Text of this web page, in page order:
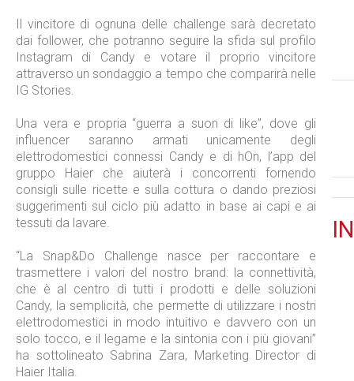
Il vincitore di ognuna delle challenge sarà decretato
dai follower, che potranno seguire la sfida sul profilo
Instagram di Candy e votare il proprio vincitore
attraverso un sondaggio a tempo che comparirà nelle
IG Stories.
Una vera e propria “guerra a suon di like”, dove gli
influencer saranno armati unicamente degli
elettrodomestici connessi Candy e di hOn, l’app del
gruppo Haier che aiuterà i concorrenti fornendo
consigli sulle ricette e sulla cottura o dando preziosi
suggerimenti sul ciclo più adatto in base ai capi e ai
tessuti da lavare.
“La Snap&Do Challenge nasce per raccontare e
trasmettere i valori del nostro brand: la connettività,
che è al centro di tutti i prodotti e delle soluzioni
Candy, la semplicità, che permette di utilizzare i nostri
elettrodomestici in modo intuitivo e davvero con un
solo tocco, e il legame e la sintonia con i più giovani”
ha sottolineato Sabrina Zara, Marketing Director di
Haier Italia.
IN